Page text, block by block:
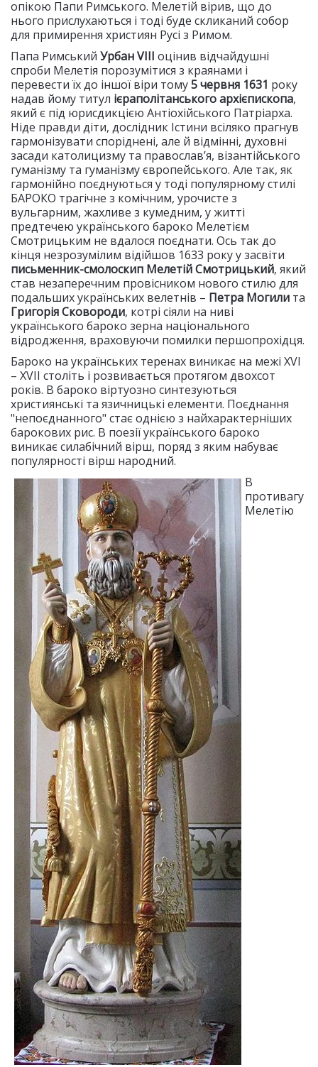
опікою Папи Римського. Мелетій вірив, що до
нього прислухаються і тоді буде скликаний собор
для примирення християн Русі з Римом.
Папа Римський УрбанVIII оцінив відчайдушні
спроби Мелетія порозумітися з краянами і
перевести їх до іншої віри тому5 червня 1631 року
надав йому титул ієраполітанського архієпископа,
який є під юрисдикцією Антіохійського Патріарха.
Ніде правди діти, дослідник Істини всіляко прагнув
гармонізувати споріднені, але й відмінні, духовні
засади католицизму та православ’я, візантійського
гуманізму та гуманізму європейського. Але так, як
гармонійно поєднуються у тоді популярному стилі
БАРОКО трагічне з комічним, урочисте з
вульгарним, жахливе з кумедним, у житті
предтечею українського бароко Мелетієм
Смотрицьким не вдалося поєднати. Ось так до
кінця незрозумілим відійшов 1633 року у засвіти
письменник-смолоскип Мелетій Смотрицький, який
став незаперечним провісником нового стилю для
подальших українських велетнів – Петра Могили та
Григорія Сковороди, котрі сіяли на ниві
українського бароко зерна національного
відродження, враховуючи помилки першопрохідця.
Бароко на українських теренах виникає на межі XVI
– XVII століть і розвивається протягом двохсот
років. В бароко віртуозно синтезуються
християнські та язичницькі елементи. Поєднання
"непоєднанного" стає однією з найхарактерніших
барокових рис. В поезії українського бароко
виникає силабічний вірш, поряд з яким набуває
популярності вірш народний.
В
противагу
Мелетію